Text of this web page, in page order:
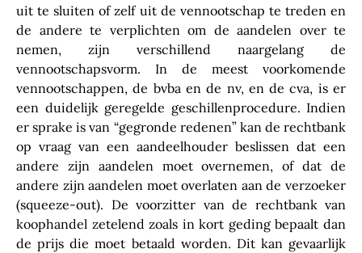
uit te sluiten of zelf uit de vennootschap te treden en
de andere te verplichten om de aandelen over te
nemen, zijn verschillend naargelang de
vennootschapsvorm. In de meest voorkomende
vennootschappen, de bvba en de nv, en de cva, is er
een duidelijk geregelde geschillenprocedure. Indien
er sprake is van “gegronde redenen” kan de rechtbank
op vraag van een aandeelhouder beslissen dat een
andere zijn aandelen moet overnemen, of dat de
andere zijn aandelen moet overlaten aan de verzoeker
(squeeze-out). De voorzitter van de rechtbank van
koophandel zetelend zoals in kort geding bepaalt dan
de prijs die moet betaald worden. Dit kan gevaarlijk